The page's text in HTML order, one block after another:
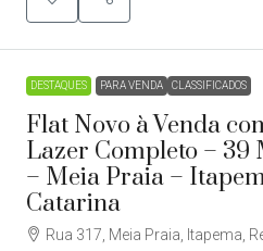
DESTAQUES PARA VENDA CLASSIFICADOS
Flat Novo à Venda
Lazer Completo – 39
– Meia Praia –
Catarina
Rua 317, Meia Praia, Itapema,